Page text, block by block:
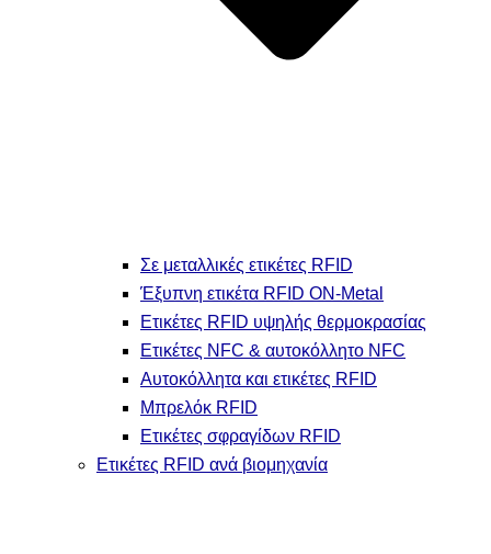
Σε μεταλλικές ετικέτες RFID
Έξυπνη ετικέτα RFID ON-Metal
Ετικέτες RFID υψηλής θερμοκρασίας
Ετικέτες NFC & αυτοκόλλητο NFC
Αυτοκόλλητα και ετικέτες RFID
Μπρελόκ RFID
Ετικέτες σφραγίδων RFID
Ετικέτες RFID ανά βιομηχανία